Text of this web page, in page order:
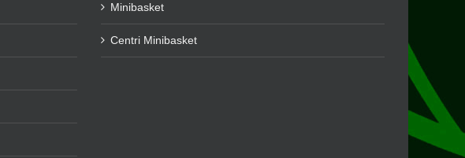
Minibasket
Centri Minibasket